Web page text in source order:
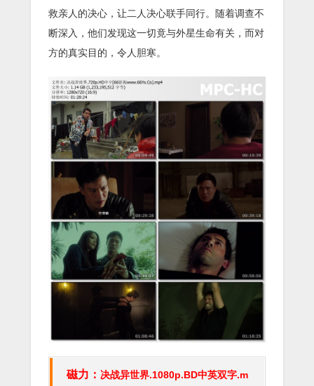
救亲人的决心，让二人决心联手同行。随着调查不
断深入，他们发现这一切竟与外星生命有关，而对
方的真实目的，令人胆寒。
磁力： 决战异世界.1080p.BD中英双字.m